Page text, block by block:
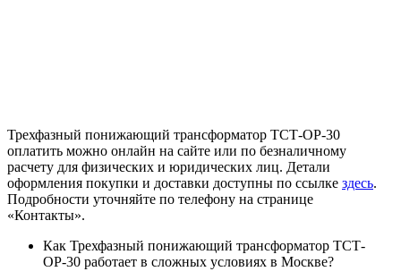
Трехфазный понижающий трансформатор ТСТ-ОР-30
оплатить можно онлайн на сайте или по безналичному
расчету для физических и юридических лиц. Детали
оформления покупки и доставки доступны по ссылке здесь.
Подробности уточняйте по телефону на странице
«Контакты».
Как Трехфазный понижающий трансформатор ТСТ-
ОР-30 работает в сложных условиях в Москве?